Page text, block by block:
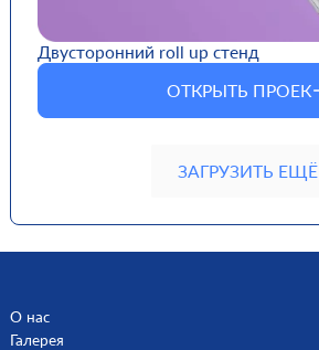
Двусторонний roll up стенд
ОТКРЫТЬ ПРОЕК
ЗАГРУЗИТЬ ЕЩЁ
О нас
Галерея